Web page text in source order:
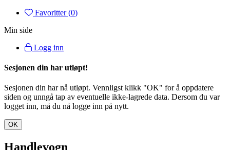
Favoritter (0)
Min side
Logg inn
Sesjonen din har utløpt!
Sesjonen din har nå utløpt. Vennligst klikk "OK" for å oppdatere
siden og unngå tap av eventuelle ikke-lagrede data. Dersom du var
logget inn, må du nå logge inn på nytt.
OK
Handlevogn